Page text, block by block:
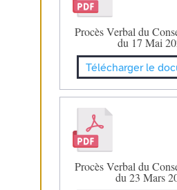
Procès Verbal du
du 17 Mai
Télécharger le
Procès Verbal du
du 23 Mars